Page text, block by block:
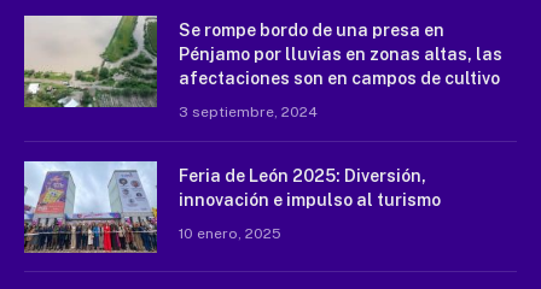
Se rompe bordo de una presa en
Pénjamo por lluvias en zonas altas, las
afectaciones son en campos de cultivo
3 septiembre, 2024
Feria de León 2025: Diversión,
innovación e impulso al turismo
10 enero, 2025